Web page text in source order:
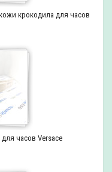
крокодила для часов
часов Versace